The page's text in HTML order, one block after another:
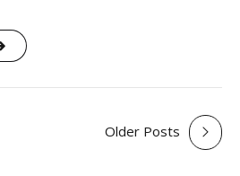
Older Posts